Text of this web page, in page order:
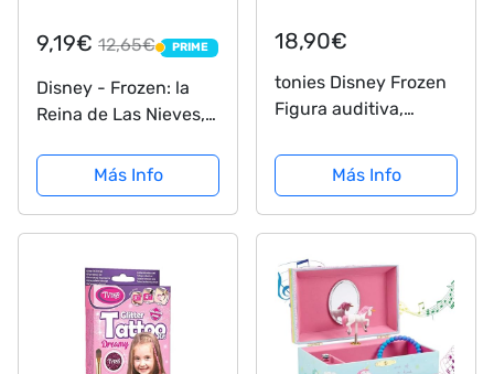
9,19€ 12,65€ PRIME
PRIME
Disney - Frozen: la
Reina de Las Nieves,
XXL (Ravensburger
10516 8)
Más Info
18,90€
tonies Disney Frozen
Figura auditiva,
Más Info